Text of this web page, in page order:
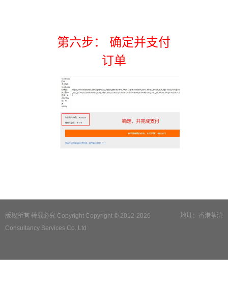
第六步： 确定并支付
订单
地址：香港荃湾
版权所有 转载必究 Copyright Copyright © 2012-2026
Consultancy Services Co.,Ltd